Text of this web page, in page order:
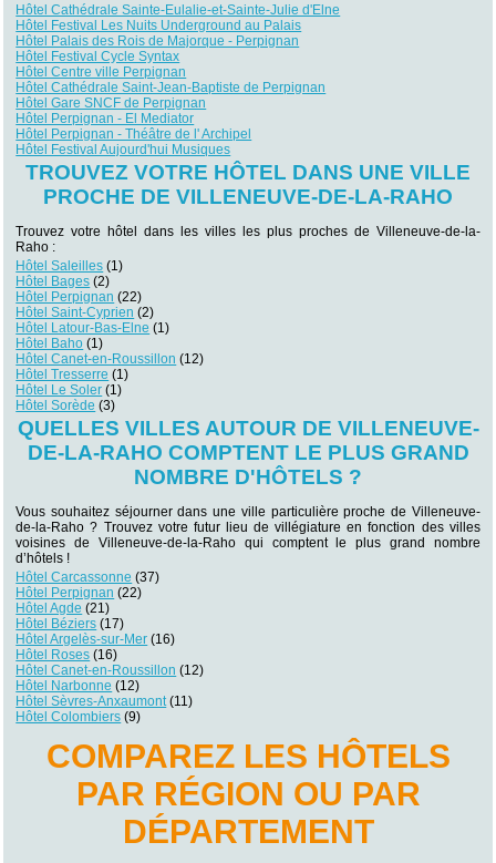
Hôtel Cathédrale Sainte-Eulalie-et-Sainte-Julie d'Elne
Hôtel Festival Les Nuits Underground au Palais
Hôtel Palais des Rois de Majorque - Perpignan
Hôtel Festival Cycle Syntax
Hôtel Centre ville Perpignan
Hôtel Cathédrale Saint-Jean-Baptiste de Perpignan
Hôtel Gare SNCF de Perpignan
Hôtel Perpignan - El Mediator
Hôtel Perpignan - Théâtre de l' Archipel
Hôtel Festival Aujourd'hui Musiques
TROUVEZ VOTRE HÔTEL DANS UNE VILLE
PROCHE DE VILLENEUVE-DE-LA-RAHO
Trouvez votre hôtel dans les villes les plus proches de Villeneuve-de-la-
Raho :
Hôtel Saleilles (1)
Hôtel Bages (2)
Hôtel Perpignan (22)
Hôtel Saint-Cyprien (2)
Hôtel Latour-Bas-Elne (1)
Hôtel Baho (1)
Hôtel Canet-en-Roussillon (12)
Hôtel Tresserre (1)
Hôtel Le Soler (1)
Hôtel Sorède (3)
QUELLES VILLES AUTOUR DE VILLENEUVE-
DE-LA-RAHO COMPTENT LE PLUS GRAND
NOMBRE D'HÔTELS ?
Vous souhaitez séjourner dans une ville particulière proche de Villeneuve-
de-la-Raho ? Trouvez votre futur lieu de villégiature en fonction des villes
voisines de Villeneuve-de-la-Raho qui comptent le plus grand nombre
d’hôtels !
Hôtel Carcassonne (37)
Hôtel Perpignan (22)
Hôtel Agde (21)
Hôtel Béziers (17)
Hôtel Argelès-sur-Mer (16)
Hôtel Roses (16)
Hôtel Canet-en-Roussillon (12)
Hôtel Narbonne (12)
Hôtel Sèvres-Anxaumont(11)
Hôtel Colombiers (9)
COMPAREZ LES HÔTELS
PAR RÉGION OU PAR
DÉPARTEMENT